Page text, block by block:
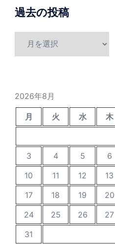
過去の投稿
2026年8月
月 火 水 木
3
4 5 6
10
11 12 13
17
18 19 20
24
25 26 27
31